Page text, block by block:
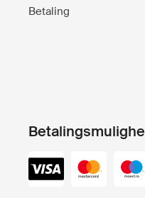
Betaling